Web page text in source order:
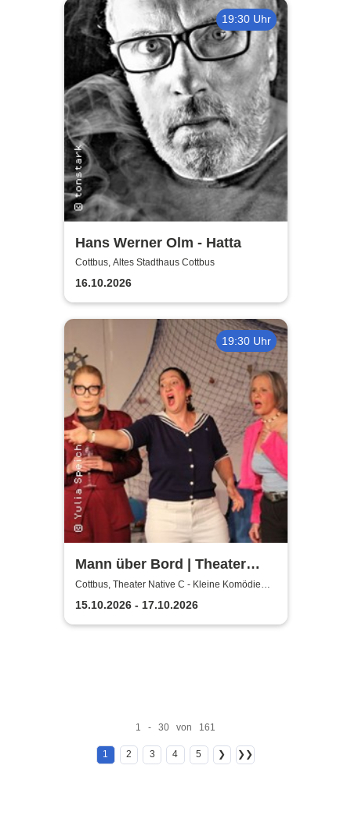
19:30 Uhr
Hans Werner Olm - Hatta
Cottbus, Altes Stadthaus Cottbus
16.10.2026
19:30 Uhr
Mann über Bord | Theater
Native C - Kleine Komödie
Cottbus - Innenhof
Cottbus, Theater Native C - Kleine Komödie
Cottbus - Innenhof
15.10.2026 - 17.10.2026
1 - 30 von 161
1 2 3 4 5 ❯ ❯❯